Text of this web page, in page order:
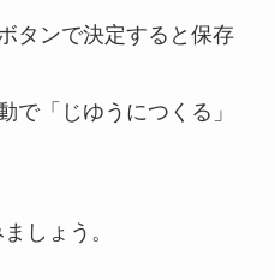
タンで決定すると保存
で「じゆうにつくる」
しょう。